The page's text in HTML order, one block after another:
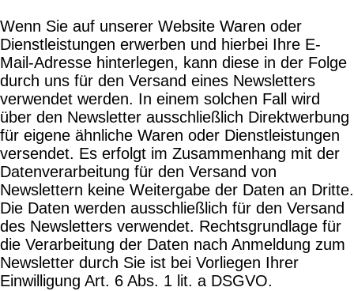
Wenn Sie auf unserer Website Waren oder
Dienstleistungen erwerben und hierbei Ihre E-
Mail-Adresse hinterlegen, kann diese in der Folge
durch uns für den Versand eines Newsletters
verwendet werden. In einem solchen Fall wird
über den Newsletter ausschließlich Direktwerbung
für eigene ähnliche Waren oder Dienstleistungen
versendet. Es erfolgt im Zusammenhang mit der
Datenverarbeitung für den Versand von
Newslettern keine Weitergabe der Daten an Dritte.
Die Daten werden ausschließlich für den Versand
des Newsletters verwendet. Rechtsgrundlage für
die Verarbeitung der Daten nach Anmeldung zum
Newsletter durch Sie ist bei Vorliegen Ihrer
Einwilligung Art. 6 Abs. 1 lit. a DSGVO.